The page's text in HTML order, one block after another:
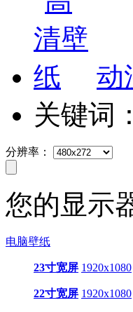
动
关键词
分辨率：
您的显示
电脑壁纸
23寸宽屏 1920x1080
22寸宽屏 1920x1080